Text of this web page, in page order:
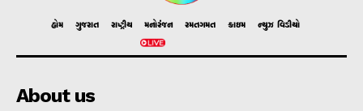
હોમ ગુજરાત રાષ્ટ્રીય મનોરંજન રમતગમત ક્રાઇમ ન્યુઝ વિડીયો
About us